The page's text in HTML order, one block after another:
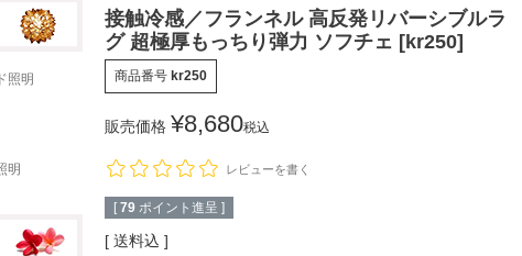
照明
明
接触冷感／フランネル 高反発リバーシブルラ
グ 超極厚もっちり弾力 ソフチェ [kr250]
商品番号 kr250
販売価格 ¥8,680税込
レビューを書く
[ 79 ポイント進呈 ]
送料込